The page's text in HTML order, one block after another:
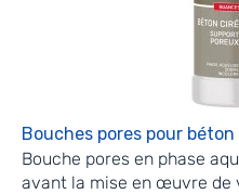
Bouches pores pour béton
Bouche pores en phase
avant la mise en œuvre de